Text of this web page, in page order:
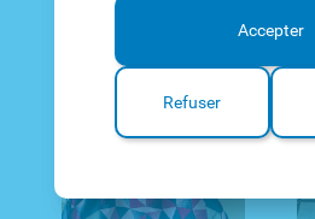
Accepter
Refuser
Maison - Ameublement